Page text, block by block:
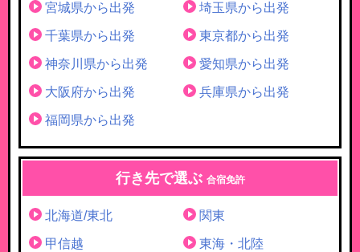
宮城県から出発 埼玉県から出発
千葉県から出発 東京都から出発
神奈川県から出発 愛知県から出発
大阪府から出発 兵庫県から出発
福岡県から出発
行き先で選ぶ 合宿免許
北海道/東北 関東
甲信越 東海・北陸